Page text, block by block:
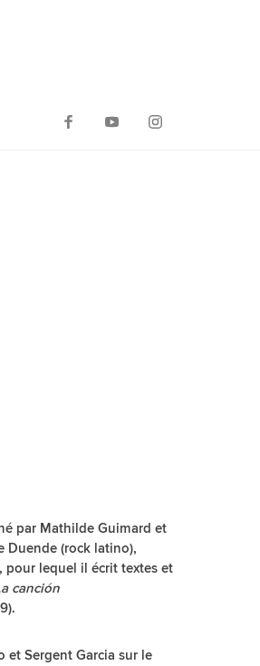
par Mathilde Guimard et
Duende (rock latino),
pour lequel il écrit textes et
canción
et Sergent Garcia sur le